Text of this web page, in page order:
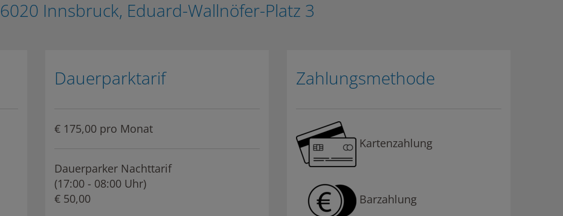
6020 Innsbruck, Eduard-Wallnöfer-Platz 3
Dauerparktarif
€ 175,00 pro Monat
Dauerparker Nachttarif
(17:00 - 08:00 Uhr)
€ 50,00
Zahlungsmethode
Kartenzahlung
Barzahlung